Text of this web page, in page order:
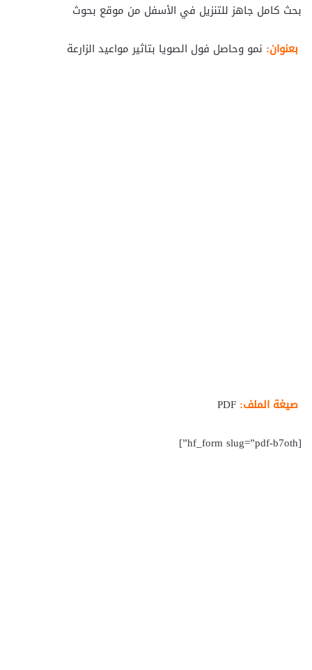
بحث كامل جاهز للتنزيل في الأسفل من موقع بحوث
بعنوان: نمو وحاصل فول الصويا بتاثير مواعيد الزارعة
صيغة الملف:
[hf_form slug=”pdf-b7oth”]